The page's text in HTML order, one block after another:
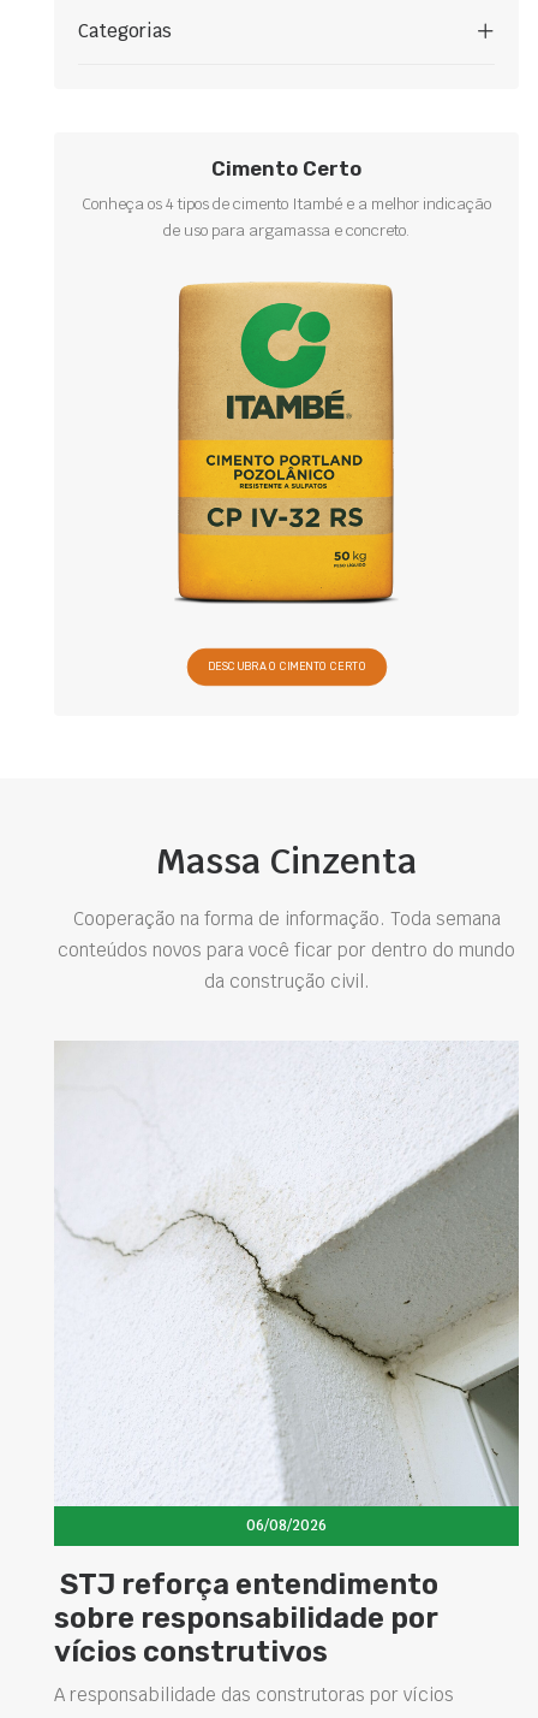
Categorias
Cimento Certo
Conheça os 4 tipos de cimento Itambé e a melhor indicação
de uso para argamassa e concreto.
DESCUBRA O CIMENTO CERTO
Massa Cinzenta
Cooperação na forma de informação. Toda semana
conteúdos novos para você ficar por dentro do mundo
da construção civil.
por
por vícios
Concretos
elevam desempenho
estruturas e
soluções na